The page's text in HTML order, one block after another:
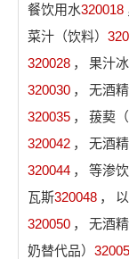
餐饮用水320018
菜汁（饮料）
320028 ， 果汁
320030 ， 无酒
320035 ， 菝葜
320042 ， 无酒
320044 ， 等渗
瓦斯320048 ，
320050 ， 无酒
奶替代品）